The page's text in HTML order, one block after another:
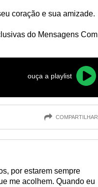
coração e sua amizade.
do Mensagens Com
ouça a playlist
COMPARTILHAR
por estarem sempre
me acolhem. Quando eu